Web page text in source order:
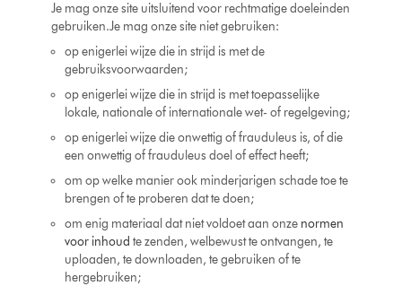
Je mag onze site uitsluitend voor rechtmatige doeleinden
gebruiken.Je mag onze site niet gebruiken:
op enigerlei wijze die in strijd is met de
gebruiksvoorwaarden;
op enigerlei wijze die in strijd is met toepasselijke
lokale, nationale of internationale wet- of regelgeving;
op enigerlei wijze die onwettig of frauduleus is, of die
een onwettig of frauduleus doel of effect heeft;
om op welke manier ook minderjarigen schade toe te
brengen of te proberen dat te doen;
om enig materiaal dat niet voldoet aan onze normen
voor inhoud te zenden, welbewust te ontvangen, te
uploaden, te downloaden, te gebruiken of te
hergebruiken;